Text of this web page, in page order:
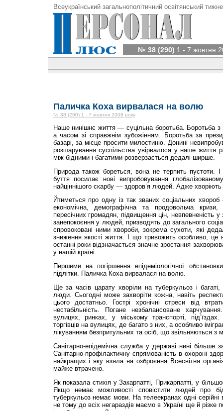
Всеукраїнський загальнополітичний освітянський
№ 38 (290) 1 - 7 жовтня
Паличка Коха вирвалася на волю
№ 38 (290) 1 - 7 жовтня 2008 року
Наше нинішнє життя — суцільна боротьба. Боротьба з
а часом зі справжнім зубожінням. Боротьба за
базарі, за місце просити милостиню. Донині
розшарування суспільства увірвалося у наше життя
між бідними і багатими розверзається дедалі ширше.
Природа також бореться, вона не терпить пустоти.
буття посилає нові випробовування
найціннішого скарбу — здоров’я людей. Адже хворіють
Йтиметься про одну із так званих соціальних
економічна, демографічна та продовольча кризи,
пересічних громадян, підвищення цін, невпевненість
занепокоєння у людей, призводять до загального
спровоковані ними хвороби, зокрема сухоти, які
зниження якості життя. І що тривожить особливо, це
останні роки відзначається значне зростання
у нашій країні.
Першими на погіршення епідеміологічної
підлітки. Паличка Коха вирвалася на волю.
Ще за часів царату хворіли на туберкульоз і
люди. Сьогодні може захворіти кожна, навіть
цього достатньо. Гострі хронічні стреси від
нестабільність. Погане незбалансоване
вулицях, ринках, у міському транспорті,
торгівців на вулицях, де багато з них, а особливо
лікуванням безпритульних та осіб, що звільняються з
Санітарно-епідемічна служба у державі нині більше
Санітарно-профілактичну спрямованість в охороні
найкращих і яку взяла на озброєння Всесвітня
майже втрачено.
Як показала стихія у Закарпатті, Прикарпатті, у
Якщо немає можливості сповістити людей про
туберкульоз немає мови. На телеекранах одні
не тому до всіх негараздів маємо в Україні ще й різке